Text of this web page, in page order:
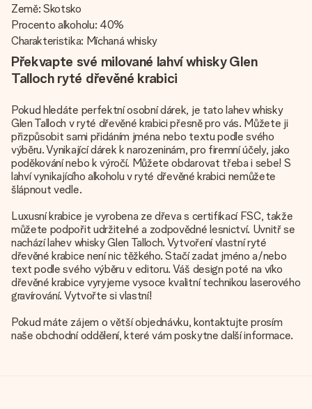
Země: Skotsko
Procento alkoholu: 40%
Charakteristika: Míchaná whisky
Překvapte své milované lahví whisky Glen
Talloch ryté dřevěné krabici
Pokud hledáte perfektní osobní dárek, je tato lahev whisky
Glen Talloch v ryté dřevěné krabici přesně pro vás. Můžete ji
přizpůsobit sami přidáním jména nebo textu podle svého
výběru. Vynikající dárek k narozeninám, pro firemní účely, jako
poděkování nebo k výročí. Můžete obdarovat třeba i sebe! S
lahví vynikajícího alkoholu v ryté dřevěné krabici nemůžete
šlápnout vedle.
Luxusní krabice je vyrobena ze dřeva s certifikací FSC, takže
můžete podpořit udržitelné a zodpovědné lesnictví. Uvnitř se
nachází lahev whisky Glen Talloch. Vytvoření vlastní ryté
dřevěné krabice není nic těžkého. Stačí zadat jméno a/nebo
text podle svého výběru v editoru. Váš design poté na víko
dřevěné krabice vyryjeme vysoce kvalitní technikou laserového
gravírování. Vytvořte si vlastní!
Pokud máte zájem o větší objednávku, kontaktujte prosím
naše obchodní oddělení, které vám poskytne další informace.